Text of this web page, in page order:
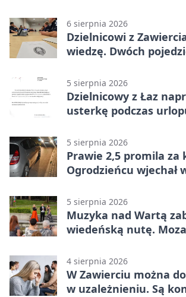
6 sierpnia 2026
Dzielnicowi z
wiedzę. Dwóch
5 sierpnia 2026
Dzielnicowy z Łaz
usterkę podczas
5 sierpnia 2026
Prawie 2,5 promila za
Ogrodzieńcu wjechał
5 sierpnia 2026
Muzyka nad Wartą
wiedeńską nutę.
4 sierpnia 2026
W Zawierciu można
w uzależnieniu. Są